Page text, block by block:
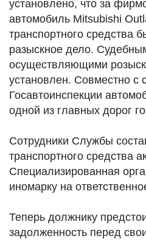
установлено, что за
автомобиль Mitsubishi
транспортного средства
разыскное дело.
осуществляющими
установлен. Совместно с
Госавтоинспекции
одной из главных дорог
Сотрудники Службы
транспортного средства
Специализированная
иномарку на
Теперь должнику
задолженность перед